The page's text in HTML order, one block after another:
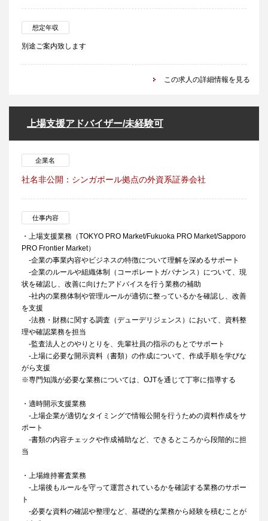
想定年収
別途ご案内致します
この求人の詳細情報を見る
上場支援アドバイザー/未経験可
企業名
社名非公開：シンガポール拠点の外資系証券会社
仕事内容
・上場支援業務（TOKYO PRO Market/Fukuoka PRO Market/Sapporo
PRO Frontier Market）
-企業の事業内容やビジネスの特徴について理解を深めるサポート
-企業のルールや組織体制（コーポレートガバナンス）について、現
状を確認し、改善に向けたアドバイスを行う業務の補助
-社内の業務体制や管理ルールが適切に整っているかを確認し、改善
を支援
-法務・財務に関する調査（デューデリジェンス）において、資料整
理や確認業務を担当
-監査法人とのやりとりを、先輩社員の指示のもとでサポート
-上場に必要な開示資料（書類）の作成について、作成手順を学びな
がら支援
※専門知識が必要な業務については、OJTを通じて丁寧に指導する
・適時開示支援業務
-上場企業が適切なタイミングで情報公開を行うための資料作成をサ
ポート
-書類の内容チェックや作成補助など、できるところから段階的に担
当
・上場維持審査業務
-上場後もルールを守って運営されているかを確認する業務のサポー
ト
-必要な資料の確認や整理など、基礎的な業務から経験を積むことが